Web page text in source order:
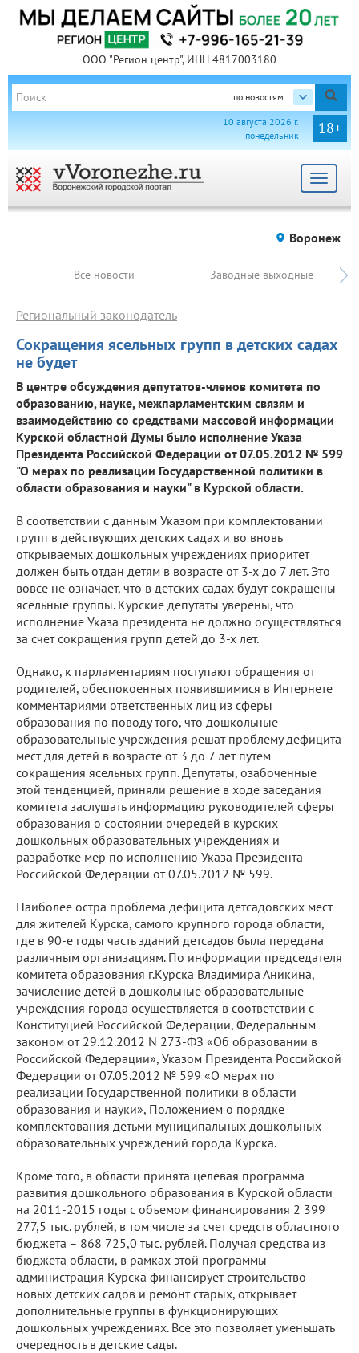
ООО "Регион центр", ИНН 4817003180
по новостям
18+
10 августа 2026 г.
понедельник
Toggle
Воронеж
Все новости Заводные выходные
Сокращения ясельных групп в детских садах
не будет
Региональный законодатель
В центре обсуждения депутатов-членов комитета по
образованию, науке, межпарламентским связям и
взаимодействию со средствами массовой информации
Курской областной Думы было исполнение Указа
Президента Российской Федерации от 07.05.2012 № 599
"О мерах по реализации Государственной политики в
области образования и науки" в Курской области.
В соответствии с данным Указом при комплектовании
групп в действующих детских садах и во вновь
открываемых дошкольных учреждениях приоритет
должен быть отдан детям в возрасте от 3-х до 7 лет. Это
вовсе не означает, что в детских садах будут сокращены
ясельные группы. Курские депутаты уверены, что
исполнение Указа президента не должно осуществляться
за счет сокращения групп детей до 3-х лет.
Однако, к парламентариям поступают обращения от
родителей, обеспокоенных появившимися в Интернете
комментариями ответственных лиц из сферы
образования по поводу того, что дошкольные
образовательные учреждения решат проблему дефицита
мест для детей в возрасте от 3 до 7 лет путем
сокращения ясельных групп. Депутаты, озабоченные
этой тенденцией, приняли решение в ходе заседания
комитета заслушать информацию руководителей сферы
образования о состоянии очередей в курских
дошкольных образовательных учреждениях и
разработке мер по исполнению Указа Президента
Российской Федерации от 07.05.2012 № 599.
Наиболее остра проблема дефицита детсадовских мест
для жителей Курска, самого крупного города области,
где в 90-е годы часть зданий детсадов была передана
различным организациям. По информации председателя
комитета образования г.Курска Владимира Аникина,
зачисление детей в дошкольные образовательные
учреждения города осуществляется в соответствии с
Конституцией Российской Федерации, Федеральным
законом от 29.12.2012 N 273-ФЗ «Об образовании в
Российской Федерации», Указом Президента Российской
Федерации от 07.05.2012 № 599 «О мерах по
реализации Государственной политики в области
образования и науки», Положением о порядке
комплектования детьми муниципальных дошкольных
образовательных учреждений города Курска.
Кроме того, в области принята целевая программа
развития дошкольного образования в Курской области
на 2011-2015 годы с объемом финансирования 2 399
277,5 тыс. рублей, в том числе за счет средств областного
бюджета – 868 725,0 тыс. рублей. Получая средства из
бюджета области, в рамках этой программы
администрация Курска финансирует строительство
новых детских садов и ремонт старых, открывает
дополнительные группы в функционирующих
дошкольных учреждениях. Все это позволяет уменьшать
очередность в детские сады.